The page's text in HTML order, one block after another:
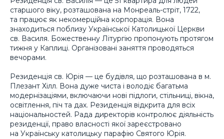
старшого віку, розташована на Монреаль-стріт, 1722,
та працює як некомерційна корпорація. Вона
знаходиться поблизу Української Католицької Церкви
св. Василя. Божественну Літургію пропонують протягом
тижня у Каплиці. Організовані заняття проводяться
вечорами.
Резиденція св. Юрія — це будівля, що розташована в м.
Плезант Хілл. Вона дуже чиста і володіє багатьма
модернізаціями, включаючи нові підлоги, стільниці, вікна,
освітлення, піч та дах. Резиденція відкрита для всіх
національностей. Рада директорів контролює діяльність
резиденції, право власності якої зареєстровано
на Українську католицьку парафію Святого Юрія.